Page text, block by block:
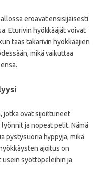
eroavat ensisijaisesti
Eturivin hyökkääjät voivat
taas takarivin hyökkääjien
mikä vaikuttaa
jotka ovat sijoittuneet
ja nopeat pelit. Nämä
pystysuoria hyppyjä, mikä
ajoitus on
usein syöttöpeleihin ja